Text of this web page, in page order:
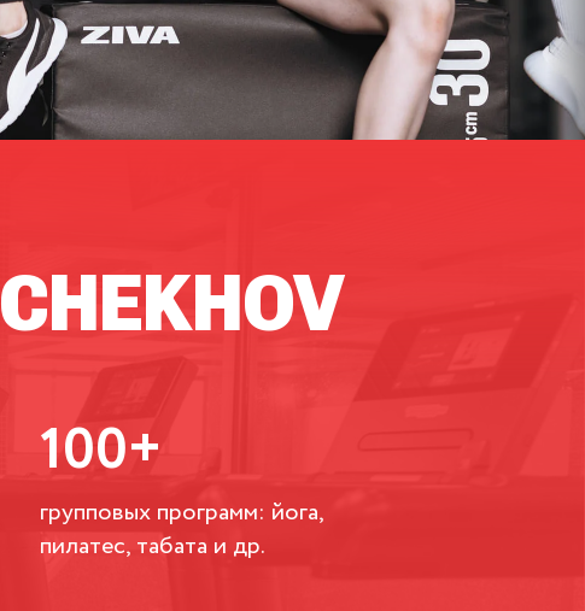
CHEKHOV
групповых программ: йога,
пилатес, табата и др.
100+